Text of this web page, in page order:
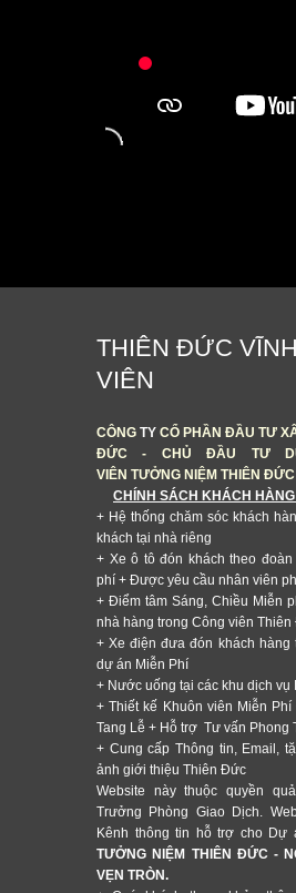
THIÊN ĐỨC
VIÊN
CÔNG TY CỔ PHẦN ĐẦU TƯ
ĐỨC - CHỦ ĐẦU TƯ
VIÊN TƯỞNG NIỆM THIÊN ĐỨC
CHÍNH SÁCH KHÁCH
+ Hệ thống chăm sóc khách
khách tại nhà riêng
+ Xe ô tô đón khách theo
phí + Được yêu cầu nhân viên
+ Điểm tâm Sáng, Chiều Miễn
nhà hàng trong Công viên
+ Xe điện đưa đón khách hàng
dự án Miễn Phí
+ Nước uống tại các khu dịch vụ
+ Thiết kế Khuôn viên Miễn
Tang Lễ + Hỗ trợ Tư vấn Phong
+ Cung cấp Thông tin, Email,
ảnh giới thiệu Thiên Đức
Website này thuộc quyền
Trưởng Phòng Giao Dịch.
Kênh thông tin hỗ trợ cho Dự
TƯỞNG NIỆM THIÊN ĐỨC -
VẸN TRÒN.